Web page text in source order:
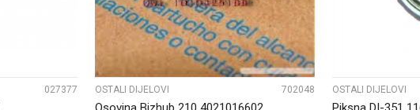
027377 OSTALI DIJELOVI 702048 OSTALI DIJELOVI